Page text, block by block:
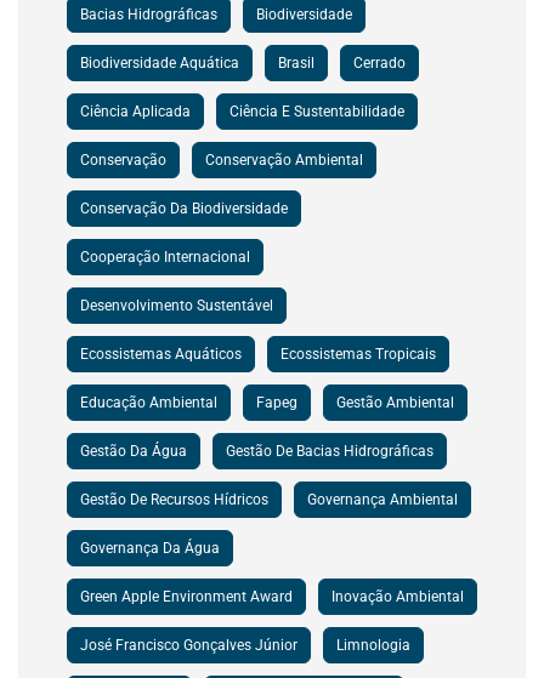
Bacias Hidrográficas Biodiversidade
Biodiversidade Aquática Brasil Cerrado
Ciência Aplicada Ciência E Sustentabilidade
Conservação Conservação Ambiental
Conservação Da Biodiversidade
Cooperação Internacional
Desenvolvimento Sustentável
Ecossistemas Aquáticos Ecossistemas Tropicais
Educação Ambiental Fapeg Gestão Ambiental
Gestão Da Água Gestão De Bacias Hidrográficas
Gestão De Recursos Hídricos Governança Ambiental
Governança Da Água
Green Apple Environment Award Inovação Ambiental
José Francisco Gonçalves Júnior Limnologia